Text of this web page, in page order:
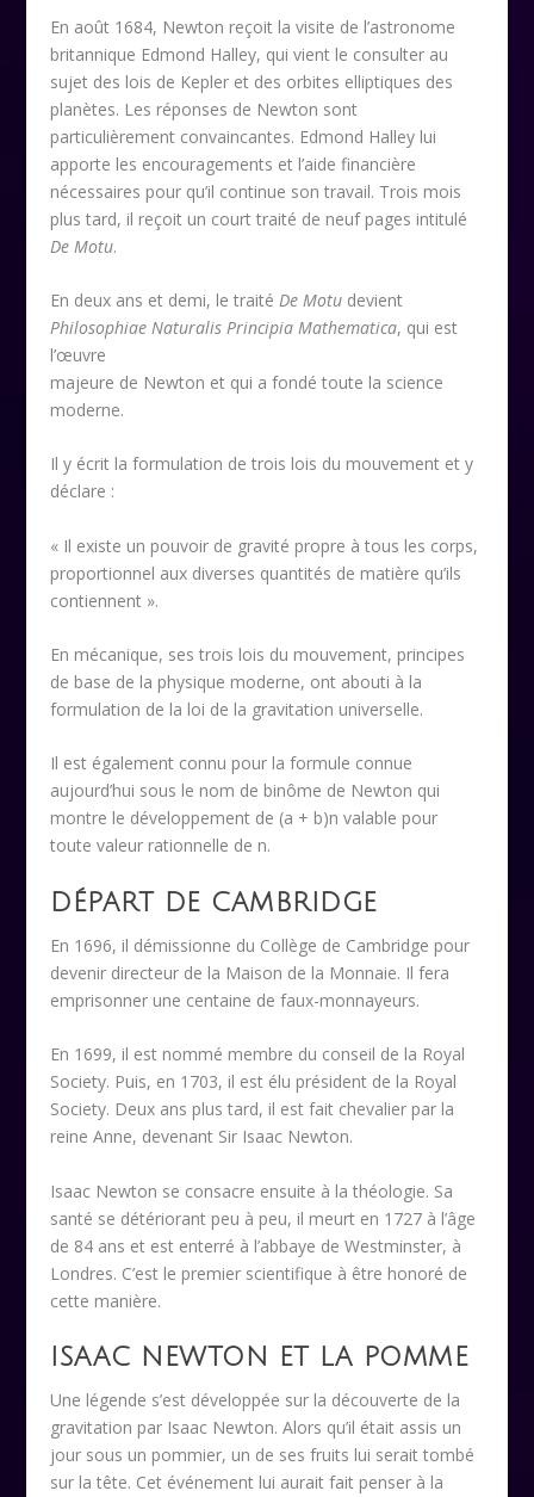
En août 1684, Newton reçoit la visite de l’astronome
britannique Edmond Halley, qui vient le consulter au
sujet des lois de Kepler et des orbites elliptiques des
planètes. Les réponses de Newton sont
particulièrement convaincantes. Edmond Halley lui
apporte les encouragements et l’aide financière
nécessaires pour qu’il continue son travail. Trois mois
plus tard, il reçoit un court traité de neuf pages intitulé
De Motu.
En deux ans et demi, le traitéDe Motu devient
Philosophiae Naturalis Principia Mathematica, qui est
l’œuvre
majeure de Newton et qui a fondé toute la science
moderne.
Il y écrit la formulation de trois lois du mouvement et y
déclare :
« Il existe un pouvoir de gravité propre à tous les corps,
proportionnel aux diverses quantités de matière qu’ils
contiennent ».
En mécanique, ses trois lois du mouvement, principes
de base de la physique moderne, ont abouti à la
formulation de la loi de la gravitation universelle.
Il est également connu pour la formule connue
aujourd’hui sous le nom de binôme de Newton qui
montre le développement de (a + b)n valable pour
toute valeur rationnelle de n.
DÉPART DE CAMBRIDGE
En 1696, il démissionne du Collège de Cambridge pour
devenir directeur de la Maison de la Monnaie. Il fera
emprisonner une centaine de faux-monnayeurs.
En 1699, il est nommé membre du conseil de la Royal
Society. Puis, en 1703, il est élu président de la Royal
Society. Deux ans plus tard, il est fait chevalier par la
reine Anne, devenant Sir Isaac Newton.
Isaac Newton se consacre ensuite à la théologie. Sa
santé se détériorant peu à peu, il meurt en 1727 à l’âge
de 84 ans et est enterré à l’abbaye de Westminster, à
Londres. C’est le premier scientifique à être honoré de
cette manière.
ISAAC NEWTON ET LA POMME
Une légende s’est développée sur la découverte de la
gravitation par Isaac Newton. Alors qu’il était assis un
jour sous un pommier, un de ses fruits lui serait tombé
sur la tête. Cet événement lui aurait fait penser à la